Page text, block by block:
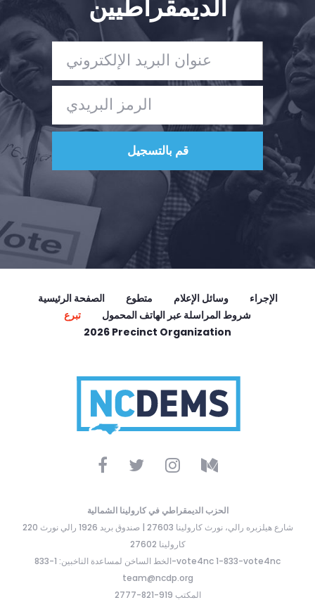
الصفحة الرئيسية
Shop
Take Back the Courts
العمل معنا
الصحافة
حفلتك
الإجراء
Vote
تبرع
الديمقراطيين
الصفحة الرئيسية متطوع وسائل الإعلام
الإجراء
تبرع
شروط المراسلة عبر الهاتف المحمول
2026 Precinct Organization
الحزب الديمقراطي في كارولينا الشمالية
220 شارع هيلزبره رالي، نورث كارولينا 27603 | صندوق بريد 1926 رالي نورث
كارولينا 27602
الخط الساخن لمساعدة الناخبين: 1-833-vote4nc 1-833-vote4nc
team@ncdp.org
المكتب 919-821-2777